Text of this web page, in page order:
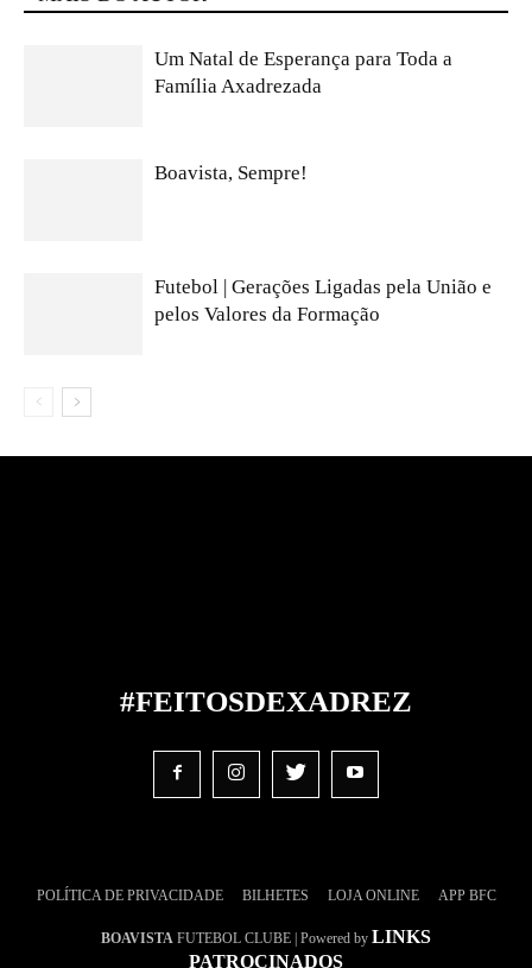
Um Natal de Esperança para Toda a
Família Axadrezada
Boavista, Sempre!
Futebol | Gerações Ligadas pela União e
pelos Valores da Formação
#FEITOSDEXADREZ
POLÍTICA DE PRIVACIDADE BILHETES LOJA ONLINE APP BFC
BOAVISTA FUTEBOL CLUBE | Powered by LINKS
PATROCINADOS